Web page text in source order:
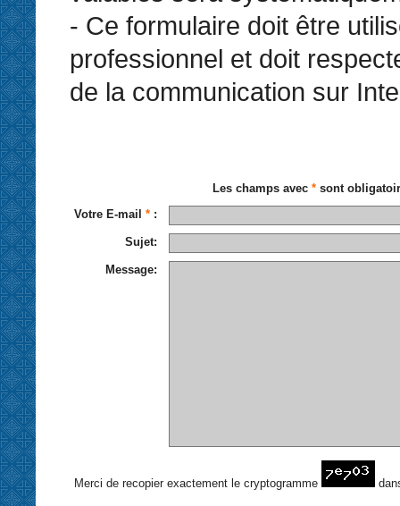
- Ce formulaire doit être
professionnel et doit
de la communication sur
Les champs avec *sont
Votre E-mail * :
Sujet:
Message:
Merci de recopier exactement le cryptogramme